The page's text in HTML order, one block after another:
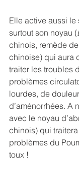
Elle active aussi le
surtout son noyau (
chinois, remède
chinoise) qui aura
traiter les troubles
problèmes
lourdes, de
d’aménorrhées. A
avec le noyau
chinois) qui
problèmes du
toux !